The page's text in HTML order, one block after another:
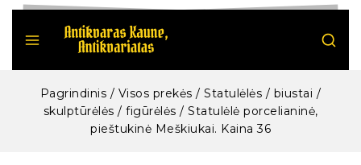
Pagrindinis / Visos prekės / Statulėlės / biustai /
skulptūrėlės / figūrėlės / Statulėlė porcelianinė,
pieštukinė Meškiukai. Kaina 36